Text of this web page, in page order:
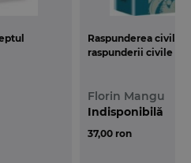
in sprijinul cercetarii.
Raspunderea civila.
raspunderii civile
Florin Mangu
37,00 ron
Indisponibilă